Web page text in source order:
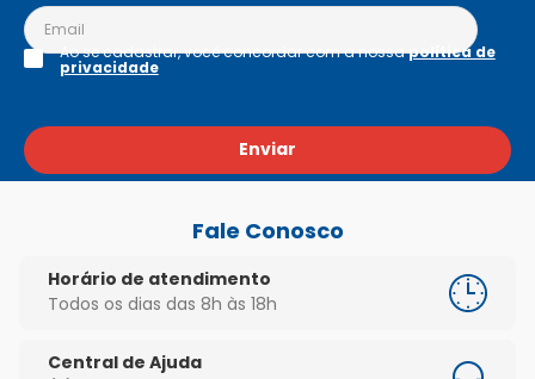
Enviar
Ao se cadastrar, você concordar com a nossapolítica de
privacidade
Fale Conosco
Horário de atendimento
Todos os dias das 8h às 18h
Central de Ajuda